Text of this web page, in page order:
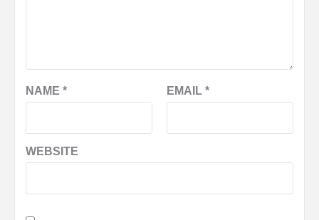
NAME * EMAIL *
WEBSITE